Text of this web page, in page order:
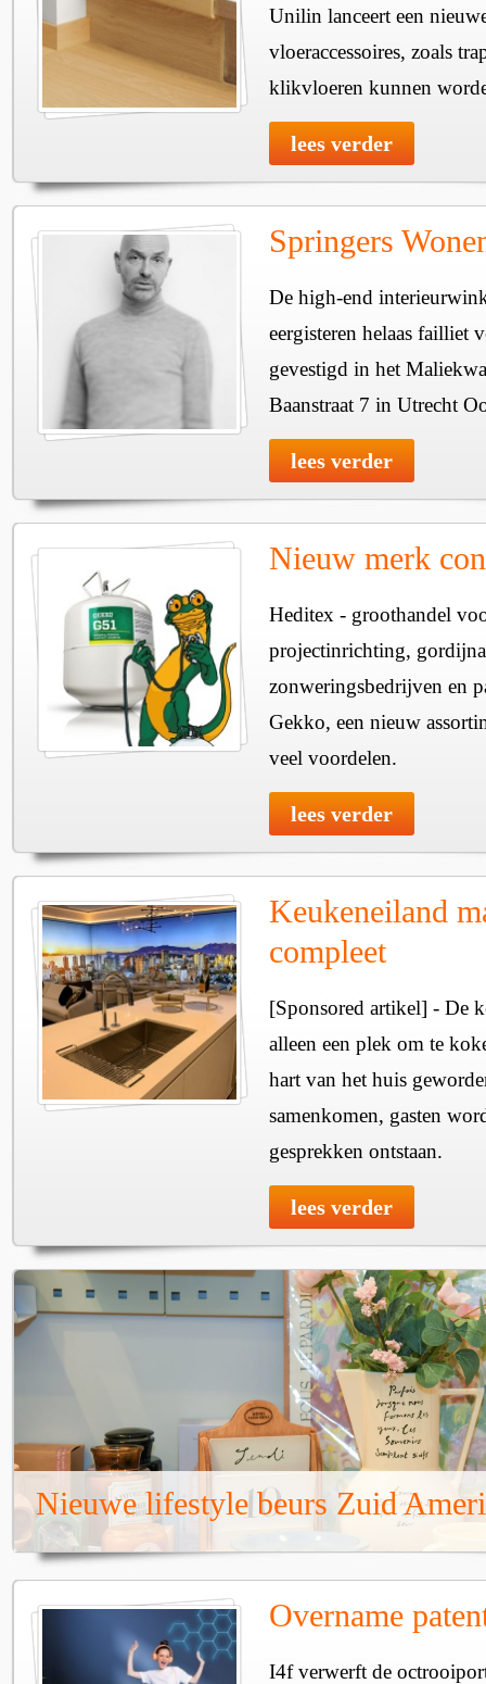
Unilin lanceert een
vloeraccessoires, zoals
klikvloeren kunnen
lees verder
Springers
De high-end
eergisteren helaas failliet
gevestigd in het
Baanstraat 7 in Utrecht
lees verder
Nieuw merk
Heditex - groothandel
projectinrichting,
zonweringsbedrijven en
Gekko, een nieuw
veel voordelen.
lees verder
Keukeneiland
compleet
[Sponsored artikel] - De
alleen een plek om te
hart van het huis
samenkomen, gasten
gesprekken ontstaan.
lees verder
Nieuwe lifestyle beurs Zuid
Overname
I4f verwerft de